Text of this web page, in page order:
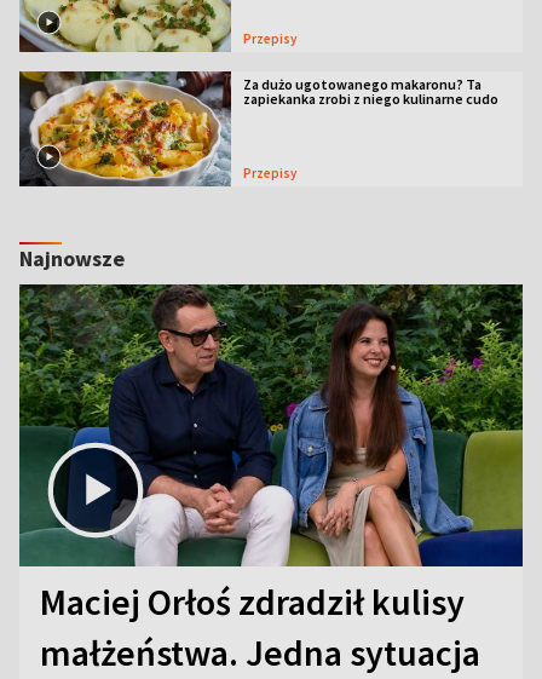
Przepisy
Za dużo ugotowanego makaronu? Ta
zapiekanka zrobi z niego kulinarne cudo
Przepisy
Najnowsze
Maciej Orłoś zdradził kulisy
małżeństwa. Jedna sytuacja